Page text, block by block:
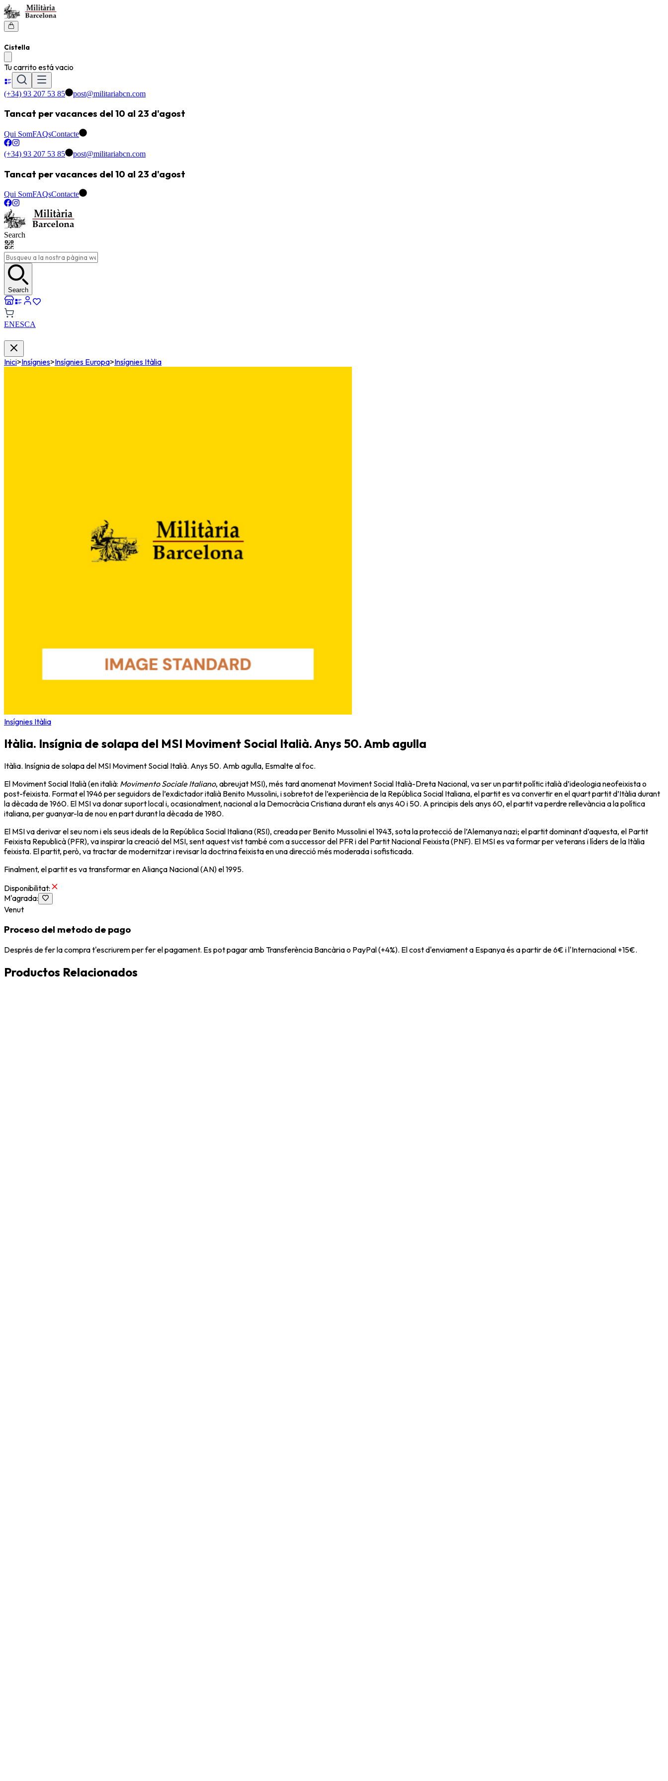
Cistella
Tu carrito está vacio
(+34) 93 207 53 85 post@militariabcn.com
Tancat per vacances del 10 al 23 d'agost
Qui SomFAQsContacte
(+34) 93 207 53 85 post@militariabcn.com
Tancat per vacances del 10 al 23 d'agost
Qui SomFAQsContacte
Search
Search
ENESCA
Inici>Insígnies>Insígnies Europa>Insígnies Itàlia
Insígnies Itàlia
Itàlia. Insígnia de solapa del MSI Moviment Social Italià. Anys 50. Amb agulla
Itàlia. Insígnia de solapa del MSI Moviment Social Italià. Anys 50. Amb agulla, Esmalte al foc.
El Moviment Social Italià (en italià: Movimento Sociale Italiano, abreujat MSI), més tard anomenat Moviment Social Italià-Dreta Nacional, va ser un partit polític italià d’ideologia neofeixista o
post-feixista. Format el 1946 per seguidors de l’exdictador italià Benito Mussolini, i sobretot de l’experiència de la República Social Italiana, el partit es va convertir en el quart partit d’Itàlia durant
la dècada de 1960. El MSI va donar suport local i, ocasionalment, nacional a la Democràcia Cristiana durant els anys 40 i 50. A principis dels anys 60, el partit va perdre rellevància a la política
italiana, per guanyar-la de nou en part durant la dècada de 1980.
El MSI va derivar el seu nom i els seus ideals de la República Social Italiana (RSI), creada per Benito Mussolini el 1943, sota la protecció de l’Alemanya nazi; el partit dominant d’aquesta, el Partit
Feixista Republicà (PFR), va inspirar la creació del MSI, sent aquest vist també com a successor del PFR i del Partit Nacional Feixista (PNF). El MSI es va formar per veterans i líders de la Itàlia
feixista. El partit, però, va tractar de modernitzar i revisar la doctrina feixista en una direcció més moderada i sofisticada.
Finalment, el partit es va transformar en Aliança Nacional (AN) el 1995.
Disponibilitat:
M'agrada:
Venut
Proceso del metodo de pago
Després de fer la compra t'escriurem per fer el pagament. Es pot pagar amb Transferència Bancària o PayPal (+4%). El cost d'enviament a Espanya és a partir de 6€ i l'Internacional +15€.
Productos Relacionados